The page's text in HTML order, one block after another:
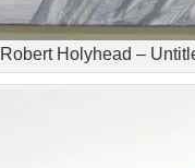
Robert Holyhead –